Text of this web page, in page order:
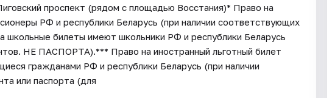
проспект (рядом с площадью Восстания)* Право на
РФ и республики Беларусь (при наличии соответствующих
билеты имеют школьники РФ и республики Беларусь
НЕ ПАСПОРТА).*** Право на иностранный льготный билет
гражданами РФ и республики Беларусь (при наличии
или паспорта (для